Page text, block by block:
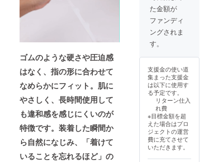
ゴムのような硬さや圧迫感
はなく、指の形に合わせて
なめらかにフィット。肌に
やさしく、長時間使用して
も違和感を感じにくいのが
特徴です。装着した瞬間か
ら自然になじみ、「着けて
いることを忘れるほど」の
3.5cm
素材
SEBSシ
リコン
カー情
国 -中国
Donggu
Limited
※この商
品は
OEMで
す。 商
につい
て 商品
サイ
ズ
8.5cm ×
ござい
ます。
※商品代
を安く
削減を
り出荷
連絡は
致しま
せん。
活動報
覧くだ
さい 商
品の
メー
カー情
報 製造
た金額が
ファンディ
ングされま
す。
支援金の使い道
集まった支援金
は以下に使用す
る予定です。
リターン仕入
れ費
※目標金額を超
えた場合はプロ
ジェクトの運営
費に充てさせて
いただきます。